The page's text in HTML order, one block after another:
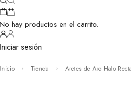
hay productos en el carrito.
sesión
Inicio Tienda Aretes de Aro Halo